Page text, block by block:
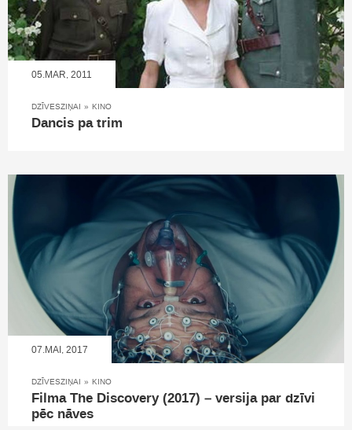
05.MAR, 2011
DZĪVESZIŅAI » KINO
Dancis pa trim
07.MAI, 2017
DZĪVESZIŅAI » KINO
Filma The Discovery (2017) – versija par dzīvi
pēc nāves